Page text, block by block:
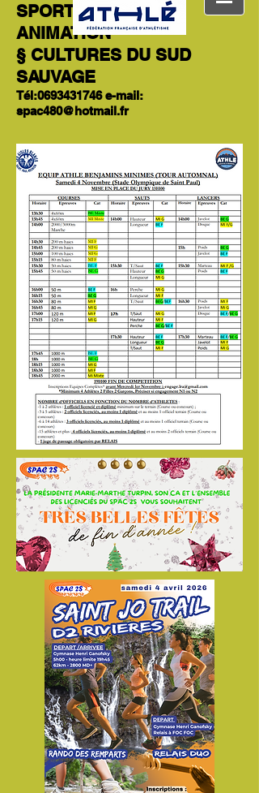
SPORT PATRIMOINE
ANIMATION
§ CULTURES DU SUD
SAUVAGE
Tél:0693431746e-mail:
spac480@hotmail.fr